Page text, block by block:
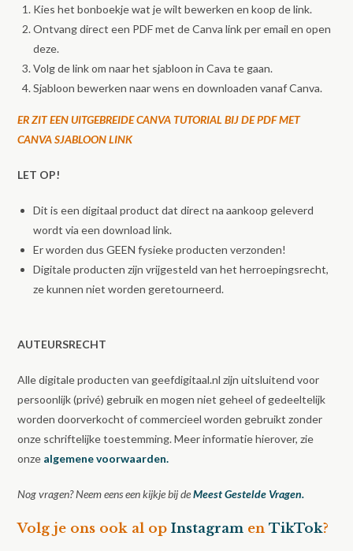
Kies het bonboekje wat je wilt bewerken en koop de link.
Ontvang direct een PDF met de Canva link per email en open
deze.
Volg de link om naar het sjabloon in Cava te gaan.
Sjabloon bewerken naar wens en downloaden vanaf Canva.
ER ZIT EEN UITGEBREIDE CANVA TUTORIAL BIJ DE PDF MET
CANVA SJABLOON LINK
LET OP!
Dit is een digitaal product dat direct na aankoop geleverd
wordt via een download link.
Er worden dus GEEN fysieke producten verzonden!
Digitale producten zijn vrijgesteld van het herroepingsrecht,
ze kunnen niet worden geretourneerd.
AUTEURSRECHT
Alle digitale producten van geefdigitaal.nl zijn uitsluitend voor
persoonlijk (privé) gebruik en mogen niet geheel of gedeeltelijk
worden doorverkocht of commercieel worden gebruikt zonder
onze schriftelijke toestemming. Meer informatie hierover, zie
onze algemene voorwaarden.
Nog vragen? Neem eens een kijkje bij deMeest Gestelde Vragen.
Volg je ons ook al opInstagram enTikTok?